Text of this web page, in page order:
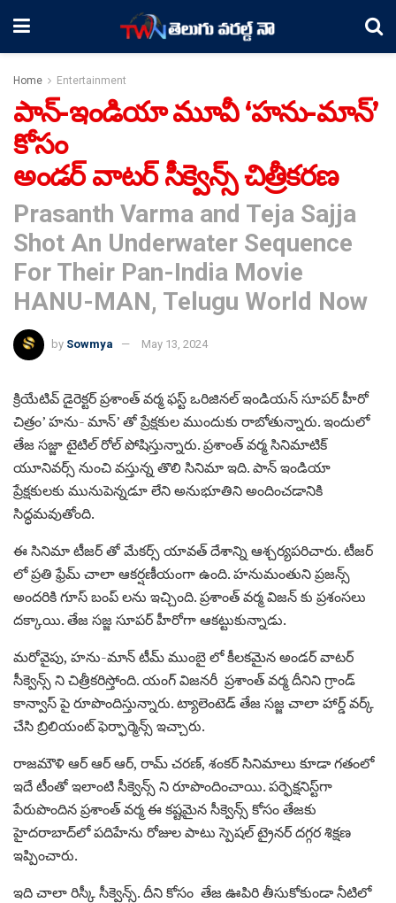
Home Entertainment
పాన్-ఇండియా మూవీ ‘హను-మాన్’
కోసం
అండర్ వాటర్ సీక్వెన్స్ చిత్రీకరణ
Prasanth Varma and Teja Sajja
Shot An Underwater Sequence
For Their Pan-India Movie
HANU-MAN, Telugu World Now
by Sowmya May 13, 2024
క్రియేటివ్ డైరెక్టర్ ప్రశాంత్ వర్మ ఫస్ట్ ఒరిజినల్ ఇండియన్ సూపర్ హీరో
చిత్రం’ హను- మాన్‌’ తో ప్రేక్షకుల ముందుకు రాబోతున్నారు. ఇందులో
తేజ సజ్జా టైటిల్ రోల్ పోషిస్తున్నారు. ప్రశాంత్ వర్మ సినిమాటిక్
యూనివర్స్ నుంచి వస్తున్న తొలి సినిమా ఇది. పాన్ ఇండియా
ప్రేక్షకులకు మునుపెన్నడూ లేని అనుభూతిని అందించడానికి
సిద్ధమవుతోంది.
ఈ సినిమా టీజర్‌ తో మేకర్స్ యావత్ దేశాన్ని ఆశ్చర్యపరిచారు. టీజర్
లో ప్రతి ఫ్రేమ్ చాలా ఆకర్షణీయంగా ఉంది. హనుమంతుని ప్రజన్స్
అందరికి గూస్‌ బంప్‌ లను ఇచ్చింది. ప్రశాంత్ వర్మ విజన్ కు ప్రశంసలు
దక్కాయి. తేజ సజ్జ సూపర్ హీరోగా ఆకట్టుకున్నాడు.
మరోవైపు, హను-మాన్ టీమ్ ముంబై లో కీలకమైన అండర్ వాటర్
సీక్వెన్స్ ని చిత్రీకరిస్తోంది. యంగ్ విజనరీ ప్రశాంత్ వర్మ దీనిని గ్రాండ్
కాన్వాస్‌ పై రూపొందిస్తున్నారు. ట్యాలెంటెడ్ తేజ సజ్జ చాలా హార్డ్ వర్క్
చేసి బ్రిలియంట్ ఫెర్ఫార్మెన్స్ ఇచ్చారు.
రాజమౌళి ఆర్ ఆర్ ఆర్, రామ్ చరణ్, శంకర్ సినిమాలు కూడా గతంలో
ఇదే టీంతో ఇలాంటి సీక్వెన్స్ ని రూపొందించాయి. పర్ఫెక్షనిస్ట్‌గా
పేరుపొందిన ప్రశాంత్ వర్మ ఈ కష్టమైన సీక్వెన్స్ కోసం తేజకు
హైదరాబాద్‌లో పదిహేను రోజుల పాటు స్పెషల్ ట్రైనర్ దగ్గర శిక్షణ
ఇప్పించారు.
ఇది చాలా రిస్కీ సీక్వెన్స్. దీని కోసం తేజ ఊపిరి తీసుకోకుండా నీటిలో